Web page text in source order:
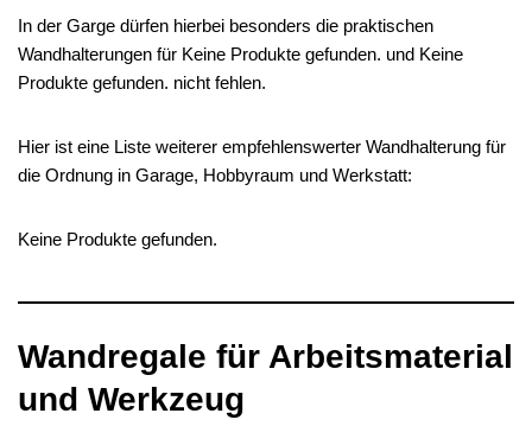
In der Garge dürfen hierbei besonders die praktischen
Wandhalterungen für Keine Produkte gefunden. und Keine
Produkte gefunden. nicht fehlen.
Hier ist eine Liste weiterer empfehlenswerter Wandhalterung für
die Ordnung in Garage, Hobbyraum und Werkstatt:
Keine Produkte gefunden.
Wandregale für Arbeitsmaterial
und Werkzeug